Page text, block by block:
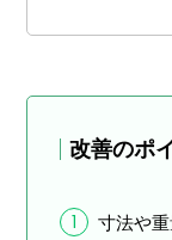
改善のポ
1
寸法や